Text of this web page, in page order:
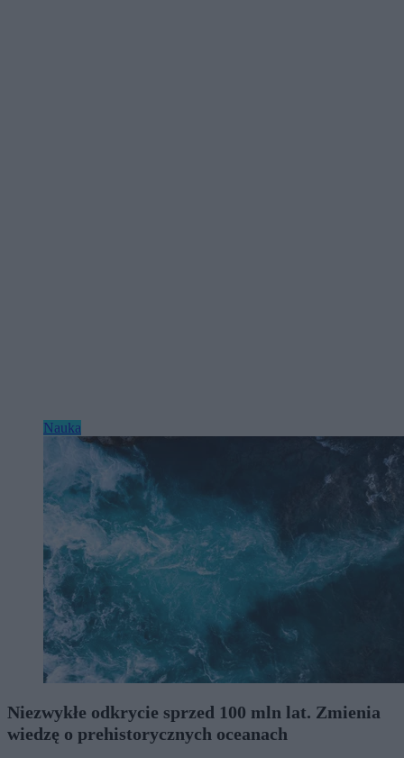
Nauka
Niezwykłe odkrycie sprzed 100 mln lat. Zmienia
wiedzę o prehistorycznych oceanach